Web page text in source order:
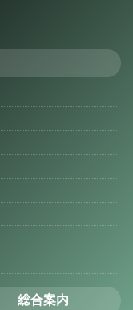
総合案内